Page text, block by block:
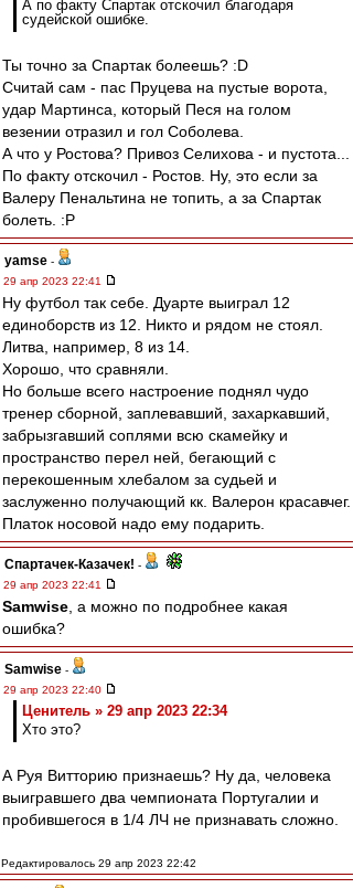
А по факту Спартак отскочил благодаря
судейской ошибке.
Ты точно за Спартак болеешь? :D
Считай сам - пас Пруцева на пустые ворота,
удар Мартинса, который Песя на голом
везении отразил и гол Соболева.
А что у Ростова? Привоз Селихова - и пустота...
По факту отскочил - Ростов. Ну, это если за
Валеру Пенальтина не топить, а за Спартак
болеть. :P
yamse -
29 апр 2023 22:41
Ну футбол так себе. Дуарте выиграл 12
единоборств из 12. Никто и рядом не стоял.
Литва, например, 8 из 14.
Хорошо, что сравняли.
Но больше всего настроение поднял чудо
тренер сборной, заплевавший, захаркавший,
забрызгавший соплями всю скамейку и
пространство перел ней, бегающий с
перекошенным хлебалом за судьей и
заслуженно получающий кк. Валерон красавчег.
Платок носовой надо ему подарить.
Спартачек-Казачек! -
29 апр 2023 22:41
Samwise , а можно по подробнее какая
ошибка?
Samwise -
29 апр 2023 22:40
Ценитель » 29 апр 2023 22:34
Хто это?
А Руя Витторию признаешь? Ну да, человека
выигравшего два чемпионата Португалии и
пробившегося в 1/4 ЛЧ не признавать сложно.
Редактировалось 29 апр 2023 22:42